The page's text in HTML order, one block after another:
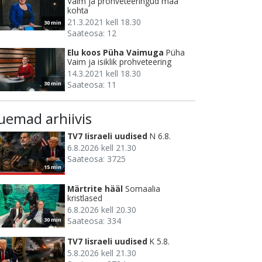
30 min
kohta
21.3.2021 kell 18.30
Saateosa: 12
30 min
Elu koos Püha Vaimuga Püha
Vaim ja isiklik prohveteering
14.3.2021 kell 18.30
Saateosa: 11
arhiivis
15 min
TV7 Iisraeli uudised N 6.8.
6.8.2026 kell 21.30
Saateosa: 3725
30 min
Märtrite hääl Somaalia
kristlased
6.8.2026 kell 20.30
Saateosa: 334
TV7 Iisraeli uudised K 5.8.
5.8.2026 kell 21.30